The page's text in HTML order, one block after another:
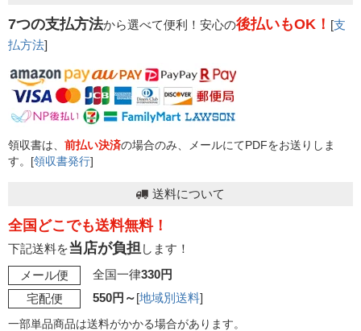
7つの支払方法から選べて便利！安心の後払いもOK！ [支
払方法]
領収書は、 前払い決済の場合のみ、メールにてPDFをお送りしま
す。[領収書発行]
送料について
全国どこでも送料無料！
下記送料を当店が負担します！
メール便
全国一律330円
宅配便
550円～[地域別送料]
一部単品商品は送料がかかる場合があります。